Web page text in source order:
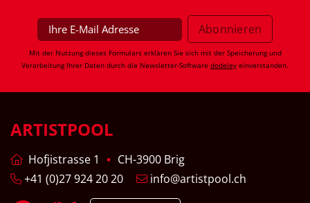
Mit der Nutzung dieses Formulars erklären Sie sich mit der Speicherung und
Verarbeitung Ihrer Daten durch die Newsletter-Software dodeley einverstanden.
ARTISTPOOL
Hofjistrasse 1
CH-3900 Brig
+41 (0)27 924 20 20
info@artistpool.ch